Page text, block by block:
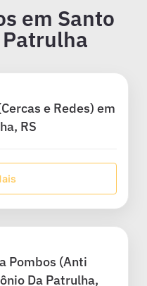
em Santo
e Redes) em
RS
Pombos (Anti
Da Patrulha,